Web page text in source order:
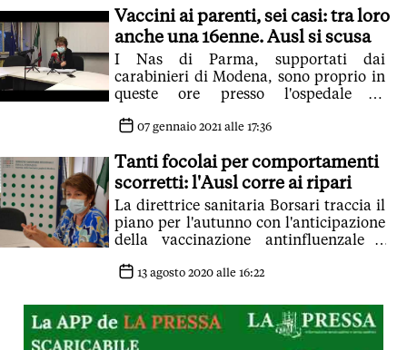
Vaccini ai parenti, sei casi: tra loro
anche una 16enne. Ausl si scusa
I Nas di Parma, supportati dai
carabinieri di Modena, sono proprio in
queste ore presso l'ospedale di
07 gennaio 2021 alle 17:36
Tanti focolai per comportamenti
scorretti: l'Ausl corre ai ripari
La direttrice sanitaria Borsari traccia il
piano per l'autunno con l'anticipazione
della vaccinazione antinfluenzale e
13 agosto 2020 alle 16:22